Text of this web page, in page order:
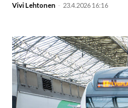
Vivi Lehtonen - 23.4.2026 16:16